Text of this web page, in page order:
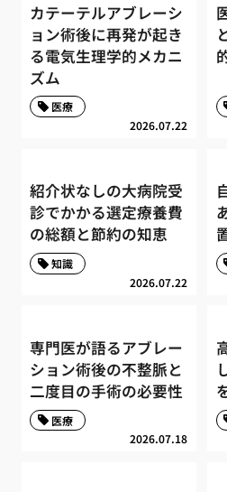
カテーテルアブレーシ
ョン術後に再発が起き
る電気生理学的メカニ
ズム
2026.07.22
医療
紹介状なしの大病院受
診でかかる選定療養費
の総額と節約の知恵
2026.07.22
知識
専門医が語るアブレー
ション術後の不整脈と
二度目の手術の必要性
2026.07.18
医療